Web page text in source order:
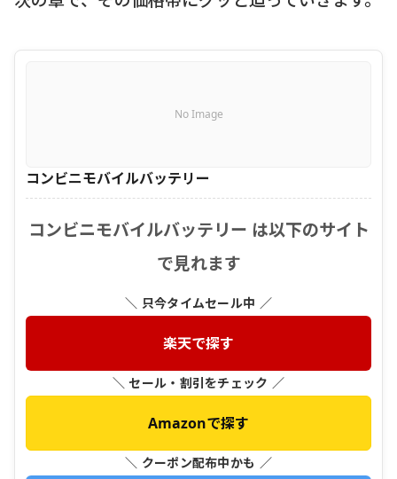
No Image
コンビニモバイルバッテリー
コンビニモバイルバッテリー は以下のサイト
で見れます
＼ 只今タイムセール中 ／
楽天で探す
＼ セール・割引をチェック ／
Amazonで探す
＼ クーポン配布中かも ／